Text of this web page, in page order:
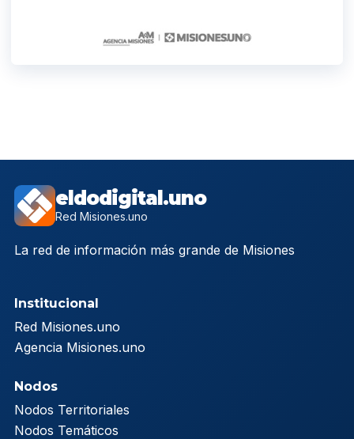
eldodigital.uno
Red Misiones.uno
La red de información más grande de Misiones
Institucional
Red Misiones.uno
Agencia Misiones.uno
Nodos
Nodos Territoriales
Nodos Temáticos